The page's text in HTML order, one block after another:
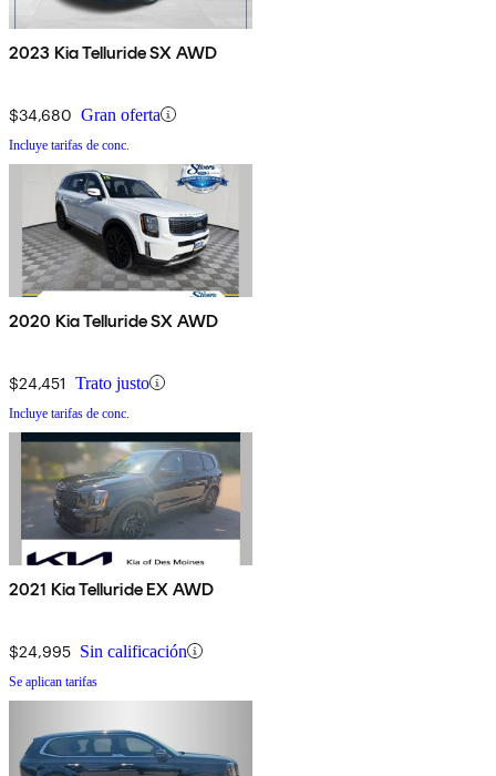
2023 Kia Telluride SX AWD
$34,680 Gran oferta
Incluye tarifas de conc.
2020 Kia Telluride SX AWD
$24,451 Trato justo
Incluye tarifas de conc.
2021 Kia Telluride EX AWD
$24,995 Sin calificación
Se aplican tarifas